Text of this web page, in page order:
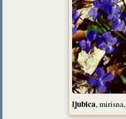
ljubica, mirisna,